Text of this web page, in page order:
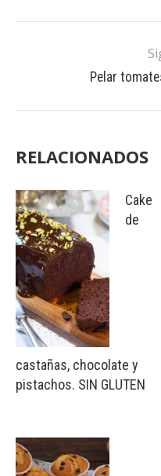
Pelar
RELACIONADOS
Cake
de
castañas, chocolate y
pistachos. SIN GLUTEN